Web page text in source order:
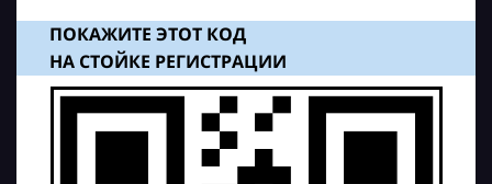
ПОКАЖИТЕ ЭТОТ КОД
НА СТОЙКЕ РЕГИСТРАЦИИ